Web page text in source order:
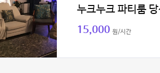
누크누크 파티룸
15,000 원/시간